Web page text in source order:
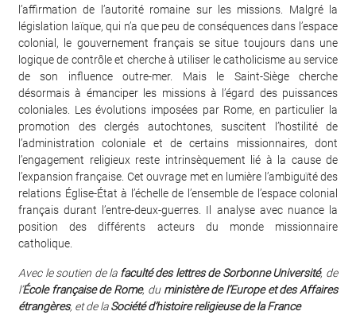
l’affirmation de l’autorité romaine sur les missions. Malgré la
législation laïque, qui n’a que peu de conséquences dans l’espace
colonial, le gouvernement français se situe toujours dans une
logique de contrôle et cherche à utiliser le catholicisme au service
de son influence outre-mer. Mais le Saint-Siège cherche
désormais à émanciper les missions à l’égard des puissances
coloniales. Les évolutions imposées par Rome, en particulier la
promotion des clergés autochtones, suscitent l’hostilité de
l’administration coloniale et de certains missionnaires, dont
l’engagement religieux reste intrinsèquement lié à la cause de
l’expansion française. Cet ouvrage met en lumière l’ambiguïté des
relations Église-État à l’échelle de l’ensemble de l’espace colonial
français durant l’entre-deux-guerres. Il analyse avec nuance la
position des différents acteurs du monde missionnaire
catholique.
Avec le soutien de la faculté des lettres de Sorbonne Université, de
l’École française de Rome, du ministère de l’Europe et des Affaires
étrangères, et de laSociété d’histoire religieuse de la France